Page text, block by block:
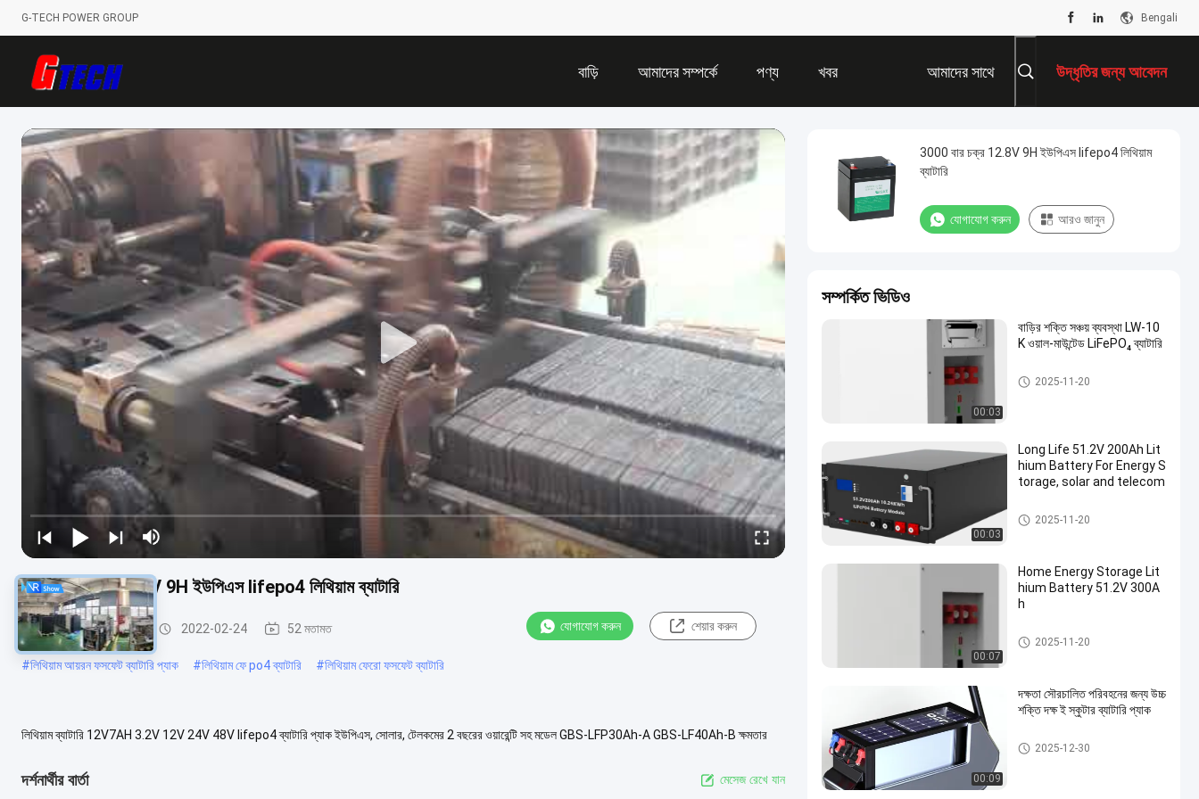
G-TECH POWER GROUP Bengali
বাড়ি আমাদের সম্পর্কে পণ্য খবর আমাদের সাথে
যোগাযোগ করুন
উদ্ধৃতির জন্য আবেদন
3000 বার চক্র 12.8V 9H ইউপিএস lifepo4 লিথিয়াম ব্যাটারি
LiFePO4 ব্যাটারি প্যাক 2022-02-24 52 মতামত যোগাযোগ করুন শেয়ার করুন
#লিথিয়াম আয়রন ফসফেট ব্যাটারি প্যাক #লিথিয়াম ফে po4 ব্যাটারি #লিথিয়াম ফেরো ফসফেট ব্যাটারি
লিথিয়াম ব্যাটারি 12V7AH 3.2V 12V 24V 48V lifepo4 ব্যাটারি প্যাক ইউপিএস, সোলার, টেলকমের 2 বছরের ওয়ারেন্টি সহ মডেল GBS-LFP30Ah-A GBS-LF40Ah-B ক্ষমতার
দর্শনার্থীর বার্তা মেসেজ রেখে যান
3000 বার চক্র 12.8V 9H ইউপিএস lifepo4 লিথিয়াম
ব্যাটারি
যোগাযোগ করুন আরও জানুন
সম্পর্কিত ভিডিও
00:03
বাড়ির শক্তি সঞ্চয় ব্যবস্থা LW-10
K ওয়াল-মাউন্টেড LiFePO₄ ব্যাটারি
LiFePO4 ব্যাটারি প্যাক
2025-11-20
00:03
Long Life 51.2V 200Ah Lit
hium Battery For Energy S
torage, solar and telecom
LiFePO4 ব্যাটারি প্যাক
2025-11-20
00:07
Home Energy Storage Lit
hium Battery 51.2V 300A
h
LiFePO4 ব্যাটারি প্যাক
2025-11-20
00:09
দক্ষতা সৌরচালিত পরিবহনের জন্য উচ্চ
শক্তি দক্ষ ই স্কুটার ব্যাটারি প্যাক
LiFePO4 ব্যাটারি প্যাক
2025-12-30